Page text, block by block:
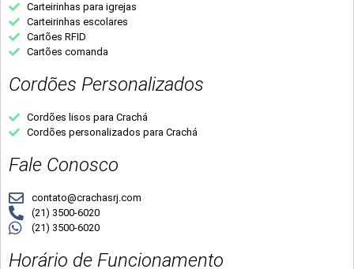
Carteirinhas para igrejas
Carteirinhas escolares
Cartões RFID
Cartões comanda
Cordões Personalizados
Cordões lisos para Crachá
Cordões personalizados para Crachá
Fale Conosco
contato@crachasrj.com
(21) 3500-6020
(21) 3500-6020
Horário de Funcionamento